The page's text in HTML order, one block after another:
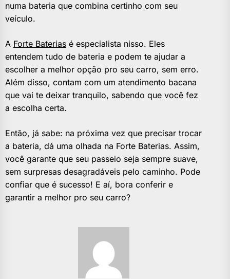
numa bateria que combina certinho com seu
veículo.
A Forte Baterias é especialista nisso. Eles
entendem tudo de bateria e podem te ajudar a
escolher a melhor opção pro seu carro, sem erro.
Além disso, contam com um atendimento bacana
que vai te deixar tranquilo, sabendo que você fez
a escolha certa.
Então, já sabe: na próxima vez que precisar trocar
a bateria, dá uma olhada na Forte Baterias. Assim,
você garante que seu passeio seja sempre suave,
sem surpresas desagradáveis pelo caminho. Pode
confiar que é sucesso! E aí, bora conferir e
garantir a melhor pro seu carro?